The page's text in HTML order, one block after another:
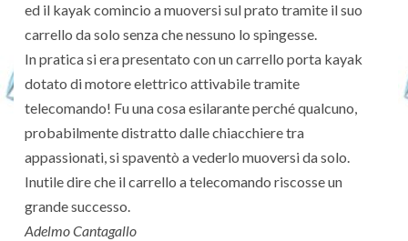
ed il kayak comincio a muoversi sul prato tramite il suo
carrello da solo senza che nessuno lo spingesse.
In pratica si era presentato con un carrello porta kayak
dotato di motore elettrico attivabile tramite
telecomando! Fu una cosa esilarante perché qualcuno,
probabilmente distratto dalle chiacchiere tra
appassionati, si spaventò a vederlo muoversi da solo.
Inutile dire che il carrello a telecomando riscosse un
grande successo.
Adelmo Cantagallo